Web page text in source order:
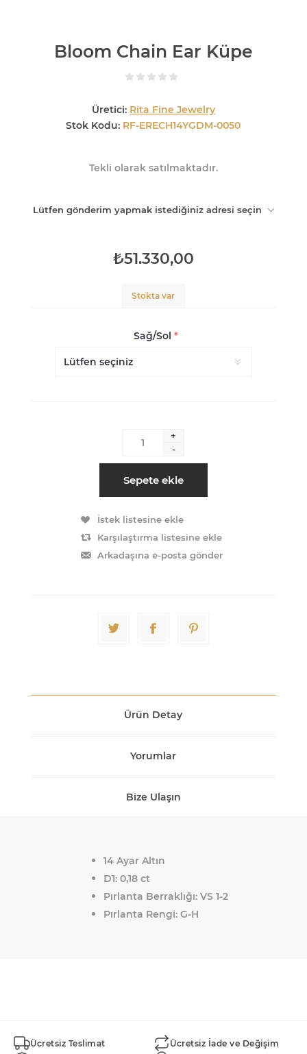
Bloom Chain Ear Küpe
Üretici: Rita Fine Jewelry
Stok Kodu: RF-ERECH14YGDM-0050
Tekli olarak satılmaktadır.
Lütfen gönderim yapmak istediğiniz adresi seçin
₺51.330,00
Stokta var
Sağ/Sol*
+
-
Sepete ekle
İstek listesine ekle
Karşılaştırma listesine ekle
Arkadaşına e-posta gönder
Ürün Detay
Yorumlar
Bize Ulaşın
14 Ayar Altın
D1: 0,18 ct
Pırlanta Berraklığı: VS 1-2
Pırlanta Rengi: G-H
Ücretsiz Teslimat
Ücretsiz İade ve Değişim